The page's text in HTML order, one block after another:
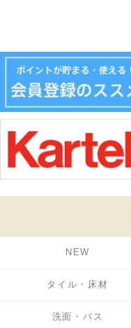
NEW
タイル・床材
洗面・バス